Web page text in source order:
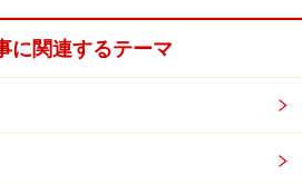
園に通わせるって言うのは、私と
ますね。」
さん
られるならそれに越したことは
に関連するテーマ